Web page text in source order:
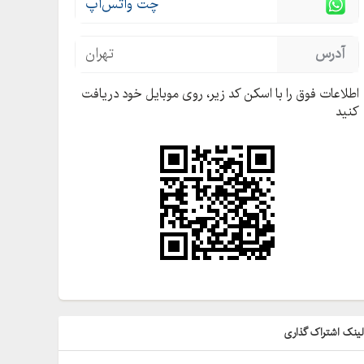
چت واتس‌اَپ
آدرس تهران
اطلاعات فوق را با اسکن کد زیر، روی موبایل خود دریافت
کنید
اشتراک گذاری